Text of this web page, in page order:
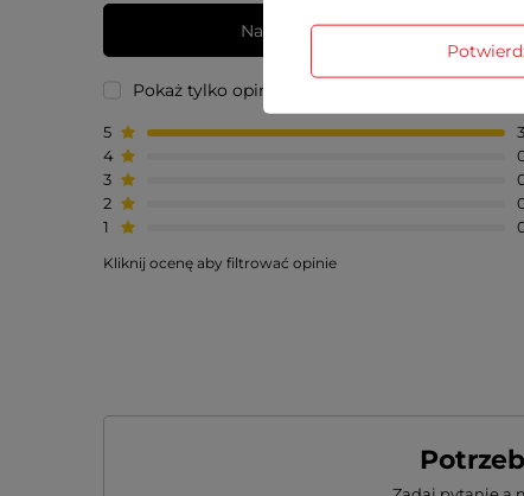
Napisz swoją opinię
Pokaż tylko opinie potwierdzone zakupem
5
3
4
3
2
1
Kliknij ocenę aby filtrować opinie